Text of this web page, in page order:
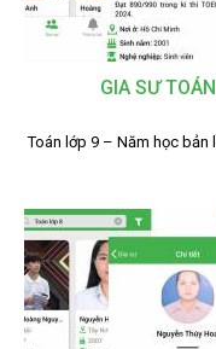
GIA SƯ
Toán lớp 9 – Năm học bản